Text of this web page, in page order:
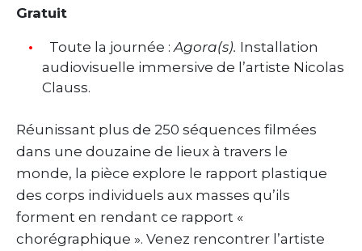
Gratuit
Toute la journée : Agora(s). Installation
audiovisuelle immersive de l’artiste Nicolas
Clauss.
Réunissant plus de 250 séquences filmées
dans une douzaine de lieux à travers le
monde, la pièce explore le rapport plastique
des corps individuels aux masses qu’ils
forment en rendant ce rapport «
chorégraphique ». Venez rencontrer l’artiste